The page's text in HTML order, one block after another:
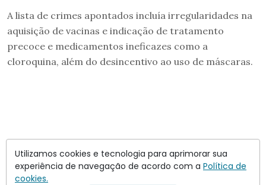
A lista de crimes apontados incluía irregularidades na
aquisição de vacinas e indicação de tratamento
precoce e medicamentos ineficazes como a
cloroquina, além do desincentivo ao uso de máscaras.
Utilizamos cookies e tecnologia para aprimorar sua
experiência de navegação de acordo com a Política de
cookies.